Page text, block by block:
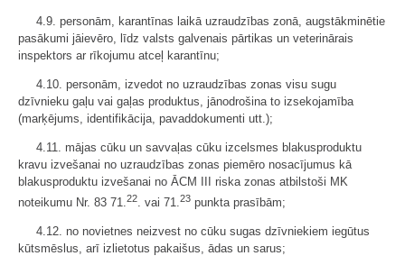
4.9. personām, karantīnas laikā uzraudzības zonā, augstākminētie
pasākumi jāievēro, līdz valsts galvenais pārtikas un veterinārais
inspektors ar rīkojumu atceļ karantīnu;
4.10. personām, izvedot no uzraudzības zonas visu sugu
dzīvnieku gaļu vai gaļas produktus, jānodrošina to izsekojamība
(marķējums, identifikācija, pavaddokumenti utt.);
4.11. mājas cūku un savvaļas cūku izcelsmes blakusproduktu
kravu izvešanai no uzraudzības zonas piemēro nosacījumus kā
blakusproduktu izvešanai no ĀCM III riska zonas atbilstoši MK
noteikumu Nr. 83 71. 22 . vai 71. 23 punkta prasībām;
4.12. no novietnes neizvest no cūku sugas dzīvniekiem iegūtus
kūtsmēslus, arī izlietotus pakaišus, ādas un sarus;